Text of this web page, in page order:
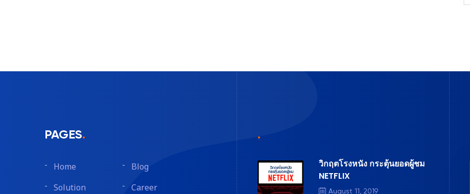
PAGES.
Home
Solution
Blog
Career
.
วิกฤตโรงหนัง กระตุ้นยอดผู้ชม
NETFLIX
August 11, 2019